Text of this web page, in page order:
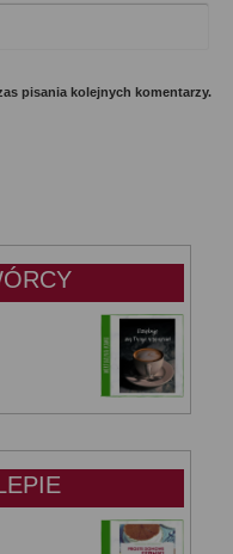
pisania kolejnych komentarzy.